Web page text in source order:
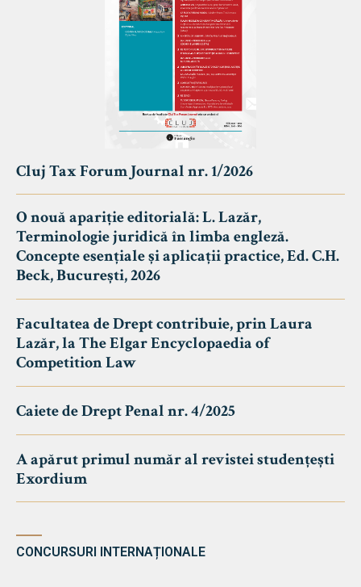
Cluj Tax Forum Journal nr. 1/2026
O nouă apariție editorială: L. Lazăr,
Terminologie juridică în limba engleză.
Concepte esențiale și aplicații practice, Ed. C.H.
Beck, București, 2026
Facultatea de Drept contribuie, prin Laura
Lazăr, la The Elgar Encyclopaedia of
Competition Law
Caiete de Drept Penal nr. 4/2025
A apărut primul număr al revistei studențești
Exordium
CONCURSURI INTERNAȚIONALE